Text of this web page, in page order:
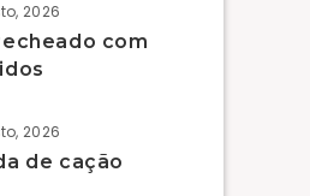
2026
com
2026
de cação